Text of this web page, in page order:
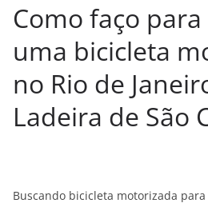
Como faço
uma bicicleta
no Rio de
Ladeira de São
Buscando bicicleta motorizada